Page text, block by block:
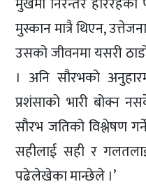
मुस्कान मात्रै थिएन,
उसको जीवनमा यसरी
। अनि सौरभको
प्रशंसाको भारी बोक्न
सौरभ जतिको विश्लेषण
सहीलाई सही र
पढेलेखेका मान्छेले ।’